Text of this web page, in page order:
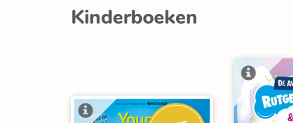
Kinderboeken